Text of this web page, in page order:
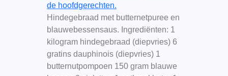
de hoofdgerechten.
Hindegebraad met butternetpuree en
blauwebessensaus. Ingrediënten: 1
kilogram hindegebraad (diepvries) 6
gratins dauphinois (diepvries) 1
butternutpompoen 150 gram blauwe